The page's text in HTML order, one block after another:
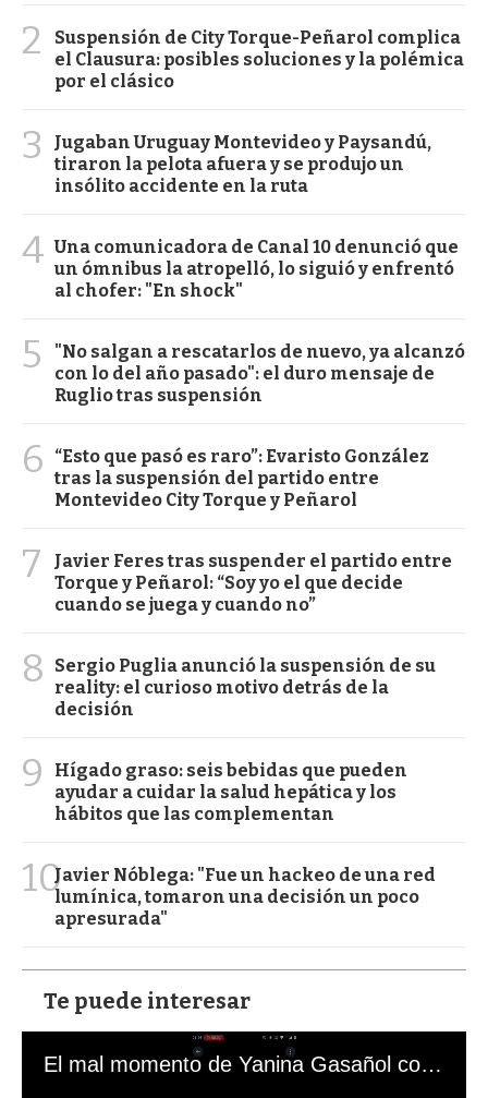
2
Suspensión de City Torque-Peñarol complica
el Clausura: posibles soluciones y la polémica
por el clásico
3
Jugaban Uruguay Montevideo y Paysandú,
tiraron la pelota afuera y se produjo un
insólito accidente en la ruta
4 Una comunicadora de Canal 10 denunció que
un ómnibus la atropelló, lo siguió y enfrentó
al chofer: "En shock"
5
"No salgan a rescatarlos de nuevo, ya alcanzó
con lo del año pasado": el duro mensaje de
Ruglio tras suspensión
6
“Esto que pasó es raro”: Evaristo González
tras la suspensión del partido entre
Montevideo City Torque y Peñarol
7
Javier Feres tras suspender el partido entre
Torque y Peñarol: “Soy yo el que decide
cuando se juega y cuando no”
8
Sergio Puglia anunció la suspensión de su
reality: el curioso motivo detrás de la
decisión
9
Hígado graso: seis bebidas que pueden
ayudar a cuidar la salud hepática y los
hábitos que las complementan
10Javier Nóblega: "Fue un hackeo de una red
lumínica, tomaron una decisión un poco
apresurada"
Te puede interesar
El mal momento de Yanina Gasañol con un hincha argentino en "Subrayado"